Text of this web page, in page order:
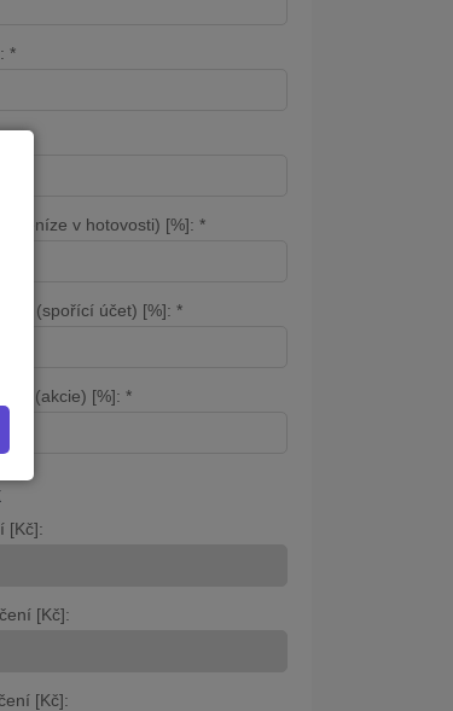
*
(peníze v hotovosti) [%]: *
(spořící účet) [%]: *
(akcie) [%]: *
[Kč]:
[Kč]:
[Kč]: